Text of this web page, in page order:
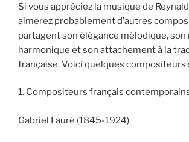
Si vous appréciez la musique de
aimerez probablement d’autres
partagent son élégance mélodique,
harmonique et son attachement à la
française. Voici quelques compositeurs
1. Compositeurs français
Gabriel Fauré (1845-1924)